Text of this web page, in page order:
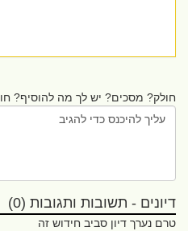
חולק? מסכים? יש לך מה להוסיף?
דיונים - תשובות ותגובות (0)
טרם נערך דיון סביב חידוש זה